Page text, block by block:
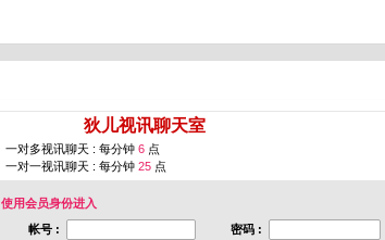
狄儿视讯聊天室
一对多视讯聊天 : 每分钟 6 点
一对一视讯聊天 : 每分钟 25 点
使用会员身份进入
帐号 :
密码 :